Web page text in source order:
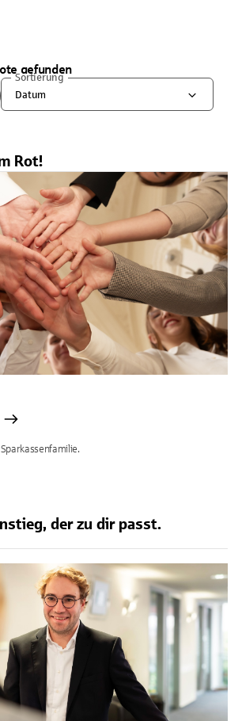
gefunden
Sortierung
Datum
Rot!
der zu dir passt.